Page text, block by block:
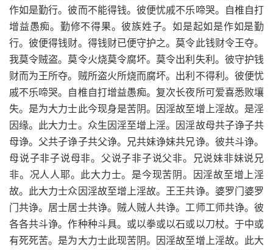
作如是勤行。彼而不能得钱。彼便忧戚不乐啼哭。自椎自打
增益愚痴。勤修不得果。彼族姓子。如是起如是作如是勤
行。彼便得钱财。得钱财已便守护之。莫令此钱财令王夺。
我莫令贼盗。莫令火烧莫令腐坏。莫令出利失利。彼守护钱
财而为王所夺。贼所盗火所烧而腐坏。出利不得利。彼便忧
戚不乐啼哭。自椎自打增益愚痴。复次长夜所可爱喜悉败壤
失。是为大力士此今现身是苦阴。因淫故至增上淫故。是淫
因缘。此大力士。众生因淫至增上淫。因淫故母共子诤子共
母诤。父共子诤子共父诤。兄共妹诤妹共兄诤。彼共斗诤。
母说子非子说母非。父说子非子说父非。兄说妹非妹说兄
非。况人人耶。此大力士。是今现苦阴。因淫故至增上淫
故。此大力士众因淫故至增上淫故。王王共诤。婆罗门婆罗
门共诤。居士居士共诤。贼人贼人共诤。工师工师共诤。彼
各各共斗诤。作种种斗具。或以拳或以石或以刀杖。于中或
有死死苦。是为大力士此现苦阴。因淫故至增上淫故。此大